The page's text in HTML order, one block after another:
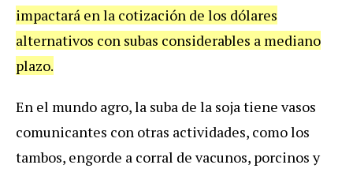
impactará en la cotización de los dólares
alternativos con subas considerables a mediano
plazo.
En el mundo agro, la suba de la soja tiene vasos
comunicantes con otras actividades, como los
tambos, engorde a corral de vacunos, porcinos y